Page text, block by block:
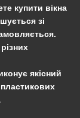
купити вікна
зі
якісний